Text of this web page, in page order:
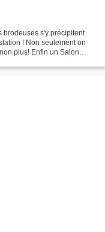
brodeuses s'y précipitent
! Non seulement on
plus! Enfin un Salon